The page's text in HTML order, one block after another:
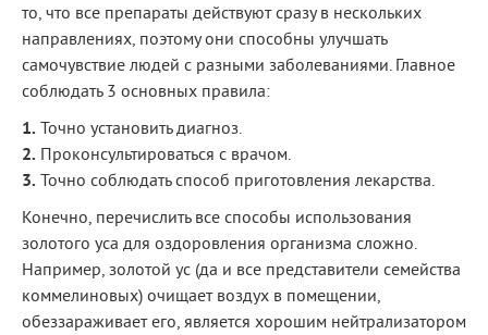
то, что все препараты действуют сразу в нескольких
направлениях, поэтому они способны улучшать
самочувствие людей с разными заболеваниями. Главное
соблюдать 3 основных правила:
1. Точно установить диагноз.
2. Проконсультироваться с врачом.
3. Точно соблюдать способ приготовления лекарства.
Конечно, перечислить все способы использования
золотого уса для оздоровления организма сложно.
Например, золотой ус (да и все представители семейства
коммелиновых) очищает воздух в помещении,
обеззараживает его, является хорошим нейтрализатором